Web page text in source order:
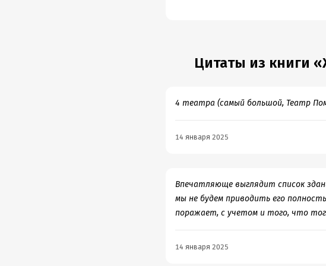
римлянина дошедшие до нас статуи
Могли подать вино и по запросу
напитка. Все это действие даже
понимаю, что такое всегда было,
стоит.
Цитаты из книги
4 театра (самый большой, Театр
14 января 2025
Впечатляюще выглядит список
мы не будем приводить его
поражает, с учетом и того, что
14 января 2025